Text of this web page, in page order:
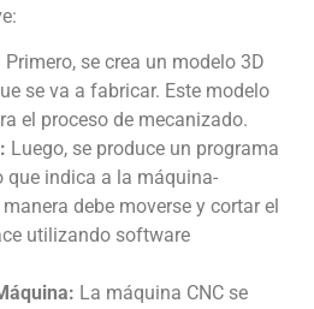
Primero, se crea un modelo 3D
se va a fabricar. Este modelo
el proceso de mecanizado.
Luego, se produce un programa
que indica a la máquina-
debe moverse y cortar el
utilizando software
La máquina CNC se